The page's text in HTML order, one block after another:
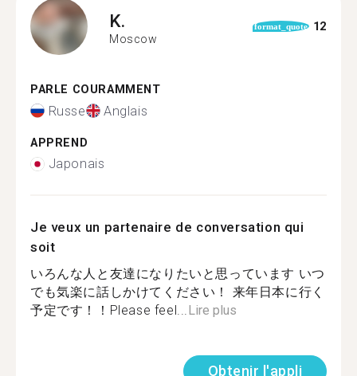
K.
Moscow
format_quote 12
PARLE COURAMMENT
Russe Anglais
APPREND
Japonais
Je veux un partenaire de conversation qui
soit
いろんな人と友達になりたいと思っています いつ
でも気楽に話しかけてください！ 来年日本に行く
予定です！！Please feel...Lire plus
Obtenir l'appli